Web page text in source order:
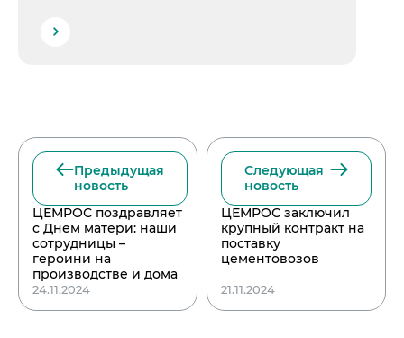
Предыдущая
новость
ЦЕМРОС поздравляет
с Днем матери: наши
сотрудницы –
героини на
производстве и дома
24.11.2024
Следующая
новость
ЦЕМРОС заключил
крупный контракт на
поставку
цементовозов
21.11.2024